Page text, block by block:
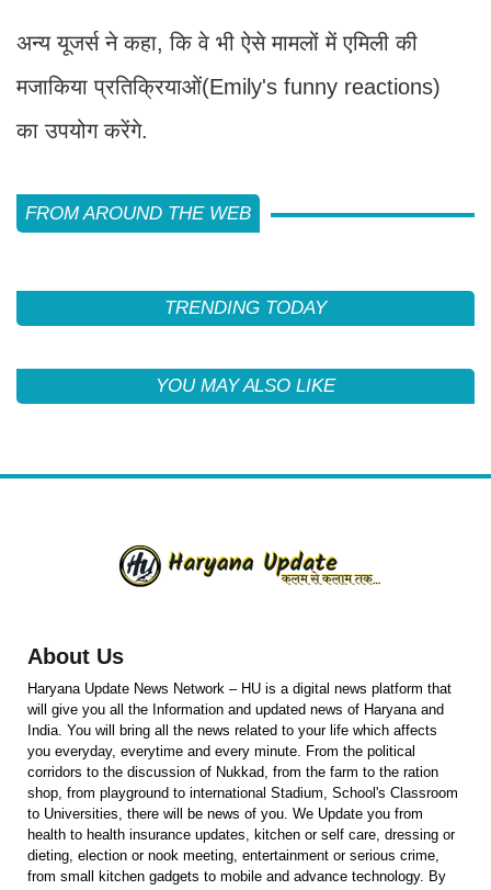
अन्य यूजर्स ने कहा, कि वे भी ऐसे मामलों में एमिली की
मजाकिया प्रतिक्रियाओं(Emily's funny reactions)
का उपयोग करेंगे.
FROM AROUND THE WEB
TRENDING TODAY
YOU MAY ALSO LIKE
About Us
Haryana Update News Network – HU is a digital news platform that
will give you all the Information and updated news of Haryana and
India. You will bring all the news related to your life which affects
you everyday, everytime and every minute. From the political
corridors to the discussion of Nukkad, from the farm to the ration
shop, from playground to international Stadium, School's Classroom
to Universities, there will be news of you. We Update you from
health to health insurance updates, kitchen or self care, dressing or
dieting, election or nook meeting, entertainment or serious crime,
from small kitchen gadgets to mobile and advance technology. By